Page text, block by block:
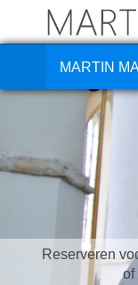
MARTIN
Reserveren
of